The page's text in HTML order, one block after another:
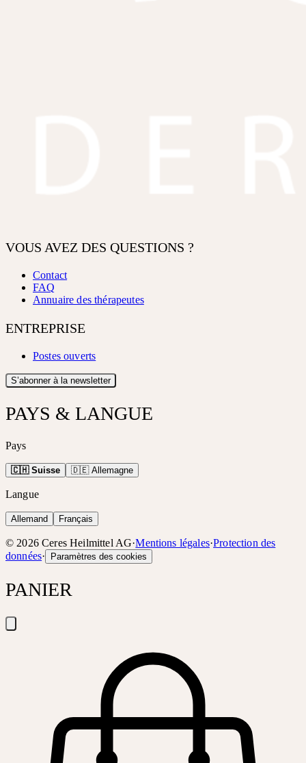
VOUS AVEZ DES QUESTIONS ?
Contact
FAQ
Annuaire des thérapeutes
ENTREPRISE
Postes ouverts
S’abonner à la newsletter
PAYS & LANGUE
Pays
🇨🇭 Suisse 🇩🇪 Allemagne
Langue
Allemand Français
© 2026 Ceres Heilmittel AG·Mentions légales·Protection des
données· Paramètres des cookies
PANIER